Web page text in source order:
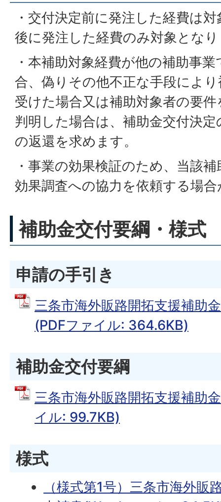
・交付決定前に発注した経費は
後に発注した経費のみ対象とな
・本補助対象経費が他の補助事
合、偽りその他不正な手段によ
受けた場合又は補助対象者の要
判明した場合は、補助金交付決
の返還を求めます。
・事業の効果検証のため、当該
効果調査への協力を依頼する場
補助金交付要綱・様式
申請の手引き
三条市海外販路開拓支援補助
(PDFファイル: 364.6KB)
補助金交付要綱
三条市海外販路開拓支援補助
イル: 99.7KB)
様式
（様式第1号）三条市海外販